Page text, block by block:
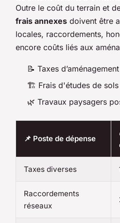
Outre le coût du terrain et
frais annexes doivent être
locales, raccordements,
encore coûts liés aux
📝 Taxes
🏗️ Frais d'études de
🌿 Travaux paysagers
📌 Poste de dépense
Taxes diverses
Raccordements
réseaux